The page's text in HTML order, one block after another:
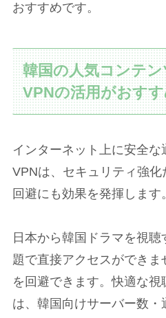
おすすめです。
韓国の人気コンテ
VPNの活用がおす
インターネット上に安全な
VPNは、セキュリティ強
回避にも効果を発揮します。
日本から韓国ドラマを視
題で直接アクセスができま
を回避できます。快適な
は、韓国向けサーバー数・